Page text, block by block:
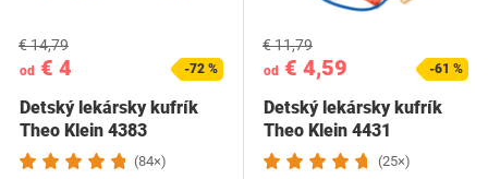
od € 4
€ 14,79
-72 %
Detský lekársky kufrík
Theo Klein 4383
(84×)
od € 4,59
€ 11,79
-61 %
Detský lekársky kufrík
Theo Klein 4431
(25×)